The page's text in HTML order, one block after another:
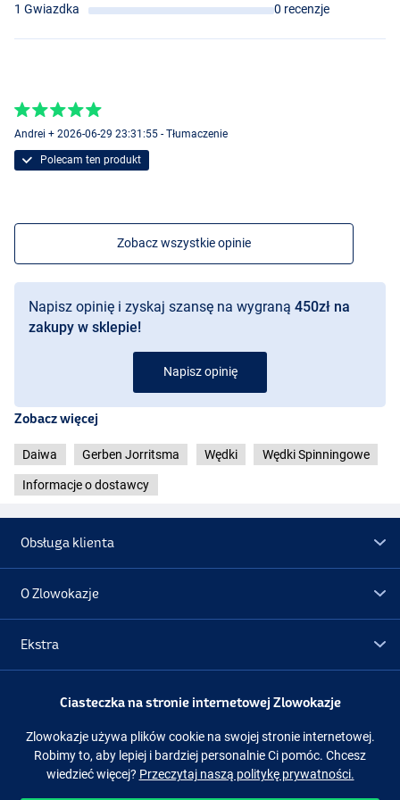
1 Gwiazdka
0 recenzje
Andrei + 2026-06-29 23:31:55 - Tłumaczenie
Polecam ten produkt
Zobacz wszystkie opinie
Napisz opinię i zyskaj szansę na wygraną 450zł na
zakupy w sklepie!
Napisz opinię
Zobacz więcej
Daiwa Gerben Jorritsma Wędki Wędki Spinningowe
Informacje o dostawcy
Obsługa klienta
O Zlowokazje
Ekstra
Promocje
Obserwuj nas Facebook Instagram
Ciasteczka na stronie internetowej Zlowokazje
Zlowokazje używa plików cookie na swojej stronie internetowej.
Robimy to, aby lepiej i bardziej personalnie Ci pomóc. Chcesz
wiedzieć więcej? Przeczytaj naszą politykę prywatności.